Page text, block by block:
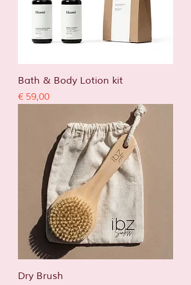
Bath & Body Lotion kit
Prijs
€ 59,00
Dry Brush